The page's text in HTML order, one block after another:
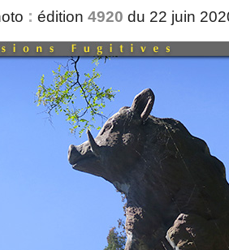
: édition 4920 du 22 juin